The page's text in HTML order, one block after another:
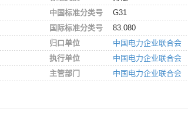
中国标准分类号
G31
国际标准分类号
83.080
归口单位
中国电力企业联合会
执行单位
中国电力企业联合会
主管部门
中国电力企业联合会